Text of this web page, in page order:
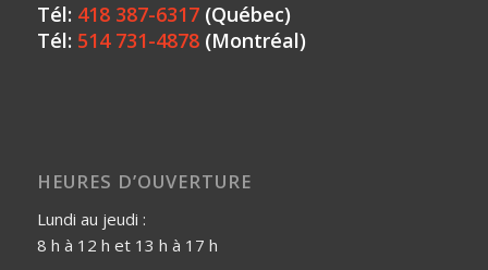
Tél: 418 387-6317(Québec)
Tél: 514 731-4878(Montréal)
HEURES D’OUVERTURE
Lundi au jeudi :
8 h à 12 h et 13 h à 17 h